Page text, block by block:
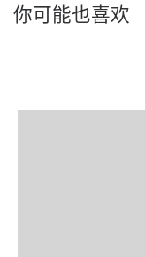
你可能也喜欢